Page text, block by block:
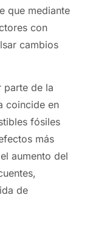
que mediante
con
cambios
parte de la
coincide en
fósiles
más
aumento del
de